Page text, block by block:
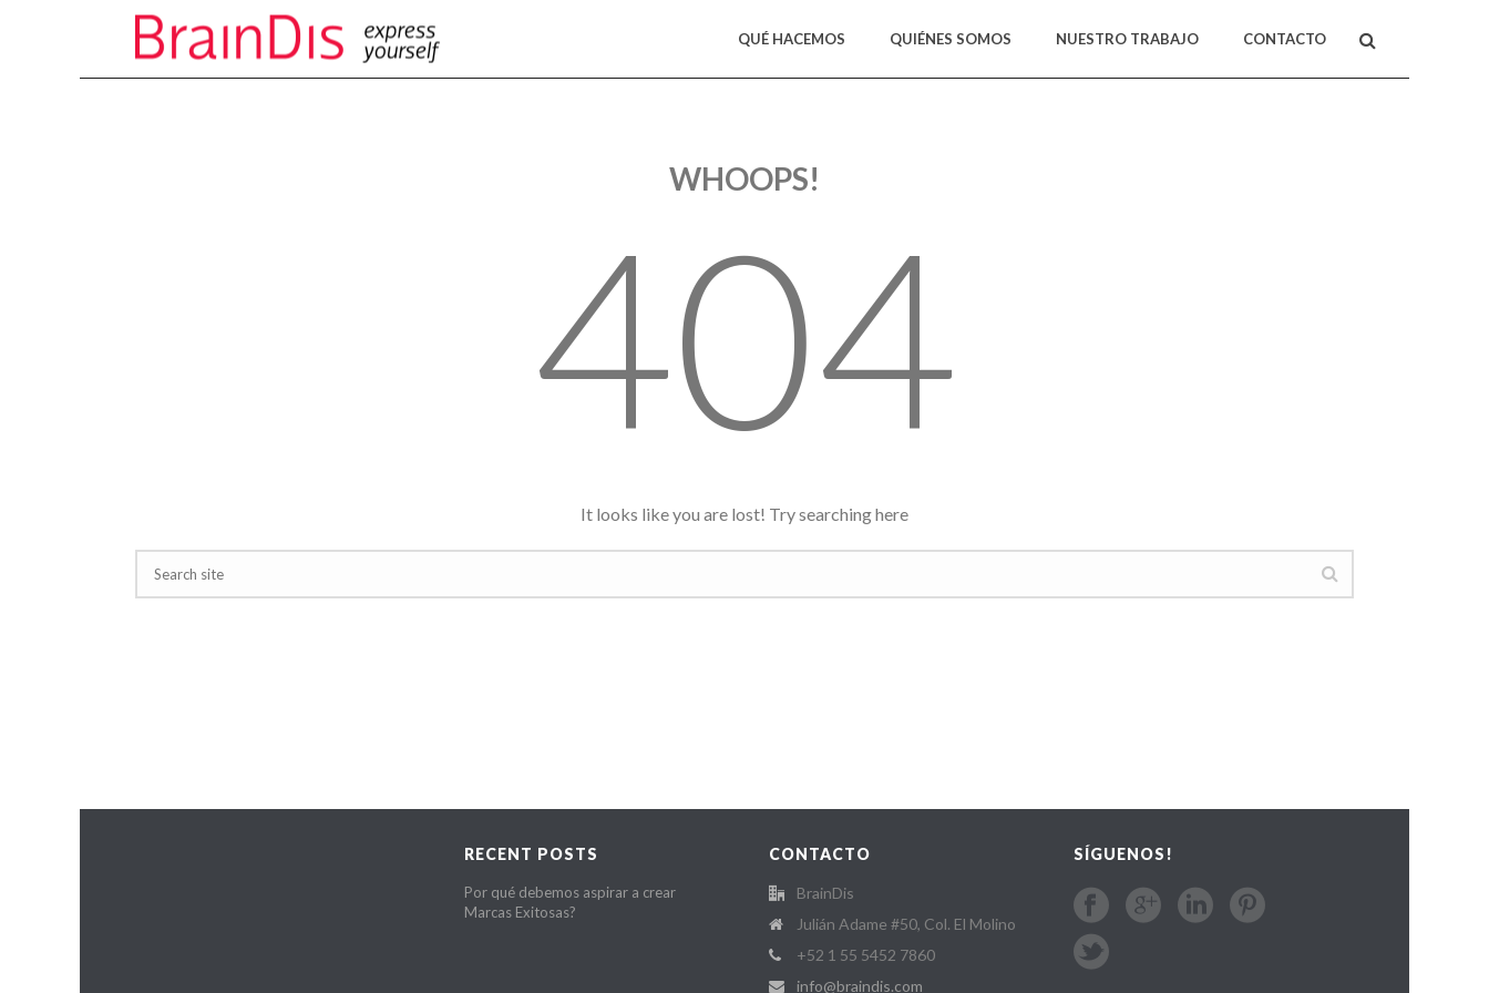
QUÉ HACEMOS QUIÉNES SOMOS NUESTRO TRABAJO CONTACTO
WHOOPS!
404
It looks like you are lost! Try searching here
RECENT POSTS
Por qué debemos aspirar a crear
Marcas Exitosas?
CONTACTO
BrainDis
Julián Adame #50, Col. El Molino
+52 1 55 5452 7860
info@braindis.com
SÍGUENOS!